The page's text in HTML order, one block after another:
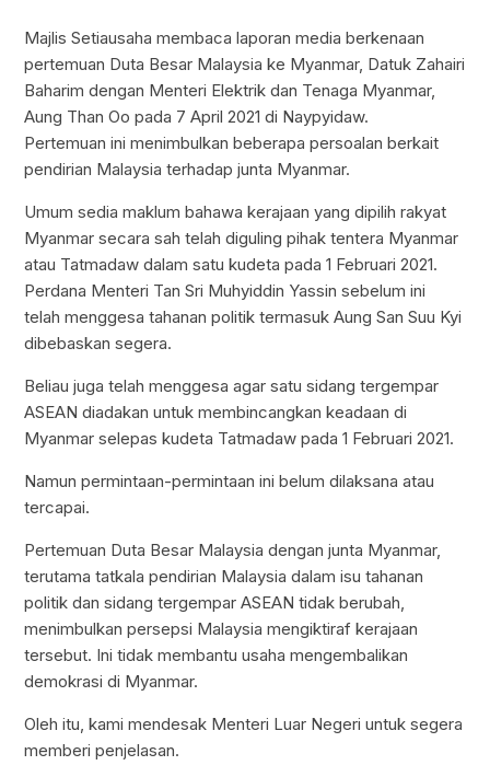
Majlis Setiausaha membaca laporan media berkenaan
pertemuan Duta Besar Malaysia ke Myanmar, Datuk Zahairi
Baharim dengan Menteri Elektrik dan Tenaga Myanmar,
Aung Than Oo pada 7 April 2021 di Naypyidaw.
Pertemuan ini menimbulkan beberapa persoalan berkait
pendirian Malaysia terhadap junta Myanmar.
Umum sedia maklum bahawa kerajaan yang dipilih rakyat
Myanmar secara sah telah diguling pihak tentera Myanmar
atau Tatmadaw dalam satu kudeta pada 1 Februari 2021.
Perdana Menteri Tan Sri Muhyiddin Yassin sebelum ini
telah menggesa tahanan politik termasuk Aung San Suu Kyi
dibebaskan segera.
Beliau juga telah menggesa agar satu sidang tergempar
ASEAN diadakan untuk membincangkan keadaan di
Myanmar selepas kudeta Tatmadaw pada 1 Februari 2021.
Namun permintaan-permintaan ini belum dilaksana atau
tercapai.
Pertemuan Duta Besar Malaysia dengan junta Myanmar,
terutama tatkala pendirian Malaysia dalam isu tahanan
politik dan sidang tergempar ASEAN tidak berubah,
menimbulkan persepsi Malaysia mengiktiraf kerajaan
tersebut. Ini tidak membantu usaha mengembalikan
demokrasi di Myanmar.
Oleh itu, kami mendesak Menteri Luar Negeri untuk segera
memberi penjelasan.